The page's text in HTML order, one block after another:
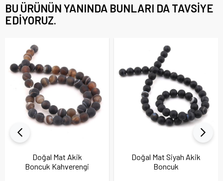
BU ÜRÜNÜN YANINDA BUNLARI DA TAVSIYE
EDIYORUZ.
Doğal Mat Akik
Boncuk Kahverengi
Doğal Mat Siyah Akik
Boncuk